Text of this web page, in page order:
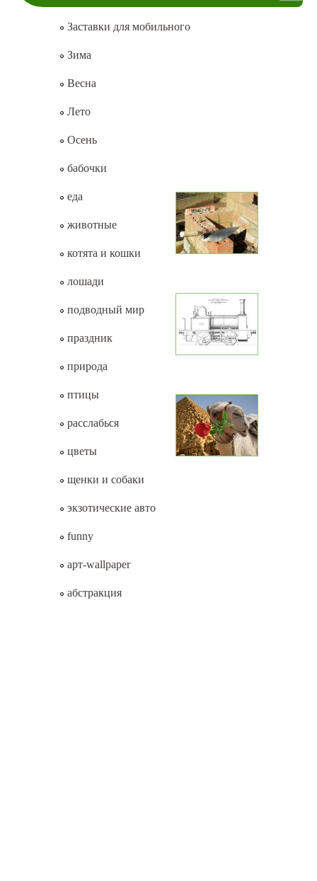
Заставки для мобильного
Зима
Весна
Лето
Осень
бабочки
еда
животные
котята и кошки
лошади
подводный мир
праздник
природа
птицы
расслабься
цветы
щенки и собаки
экзотические авто
funny
арт-wallpaper
абстракция